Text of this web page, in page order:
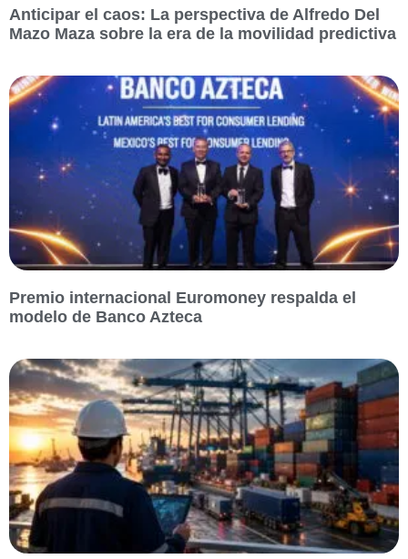
Anticipar el caos: La perspectiva de Alfredo Del
Mazo Maza sobre la era de la movilidad predictiva
Premio internacional Euromoney respalda el
modelo de Banco Azteca